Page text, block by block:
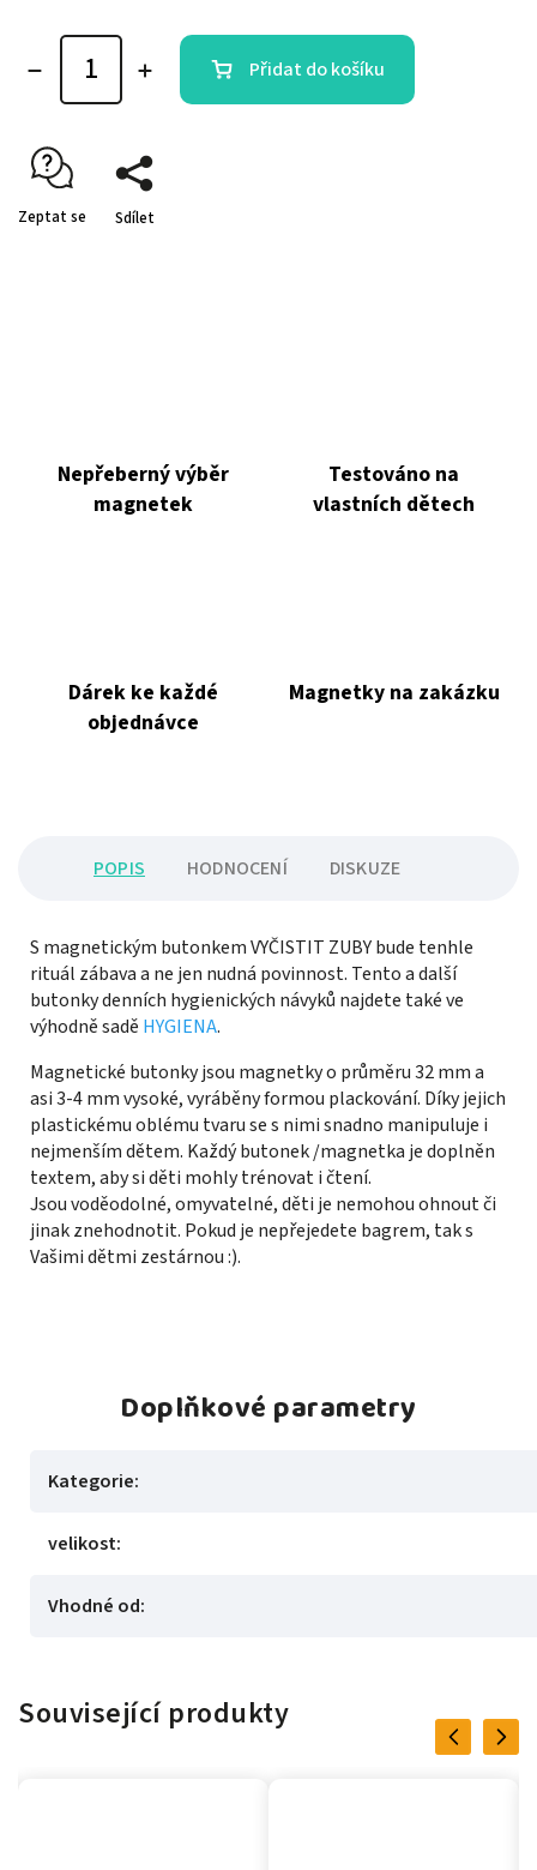
Přidat do košíku
Zeptat se Sdílet
Nepřeberný výběr
magnetek
Testováno na
vlastních dětech
Dárek ke každé
objednávce
Magnetky na zakázku
POPIS HODNOCENÍ DISKUZE
S magnetickým butonkem VYČISTIT ZUBY bude tenhle
rituál zábava a ne jen nudná povinnost. Tento a další
butonky denních hygienických návyků najdete také ve
výhodně sadě HYGIENA.
Magnetické butonky jsou magnetky o průměru 32 mm a
asi 3-4 mm vysoké, vyráběny formou plackování. Díky jejich
plastickému oblému tvaru se s nimi snadno manipuluje i
nejmenším dětem. Každý butonek /magnetka je doplněn
textem, aby si děti mohly trénovat i čtení.
Jsou voděodolné, omyvatelné, děti je nemohou ohnout či
jinak znehodnotit. Pokud je nepřejedete bagrem, tak s
Vašimi dětmi zestárnou :).
Doplňkové parametry
Kategorie:
velikost:
Vhodné od:
Související produkty
PreviousNext